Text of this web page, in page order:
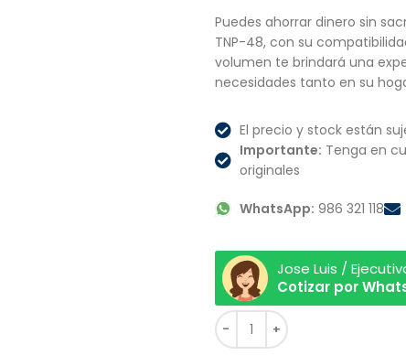
Puedes ahorrar dinero sin
TNP-48, con su
volumen te brindará una
necesidades tanto en su
El precio y stock están
Importante: Tenga en
originales
WhatsApp: 986 321 118
Jose Luis /
Cotizar por